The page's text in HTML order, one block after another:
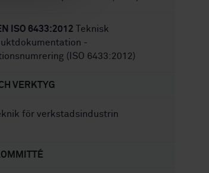
ISO 6433:2012 Teknisk
-
(ISO 6433:2012)
VERKTYG
för verkstadsindustrin